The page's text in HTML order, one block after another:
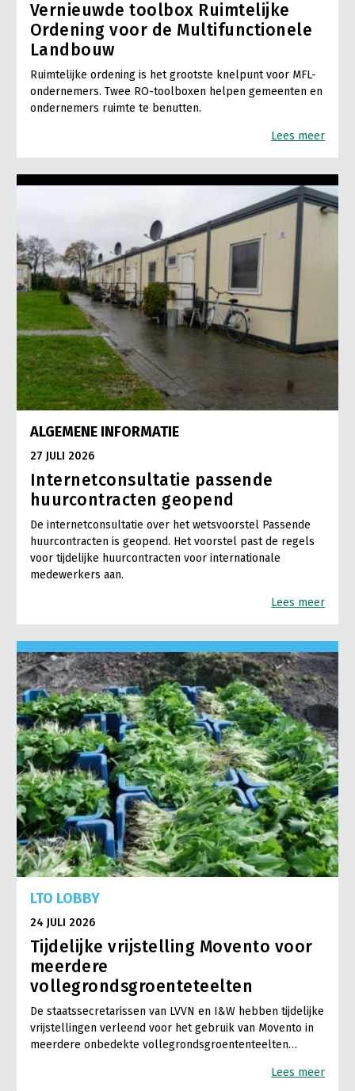
Vernieuwde toolbox Ruimtelijke
Ordening voor de Multifunctionele
Landbouw
Ruimtelijke ordening is het grootste knelpunt voor MFL-
ondernemers. Twee RO-toolboxen helpen gemeenten en
ondernemers ruimte te benutten.
Lees meer
ALGEMENE INFORMATIE
27 JULI 2026
Internetconsultatie passende
huurcontracten geopend
De internetconsultatie over het wetsvoorstel Passende
huurcontracten is geopend. Het voorstel past de regels
voor tijdelijke huurcontracten voor internationale
medewerkers aan.
Lees meer
LTO LOBBY
24 JULI 2026
Tijdelijke vrijstelling Movento voor
meerdere
vollegrondsgroenteteelten
De staatssecretarissen van LVVN en I&W hebben tijdelijke
vrijstellingen verleend voor het gebruik van Movento in
meerdere onbedekte vollegrondsgroententeelten…
Lees meer